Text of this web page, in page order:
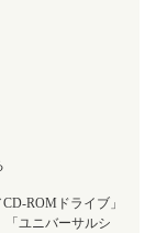
ROMドライブ」
「ユニバーサルシ